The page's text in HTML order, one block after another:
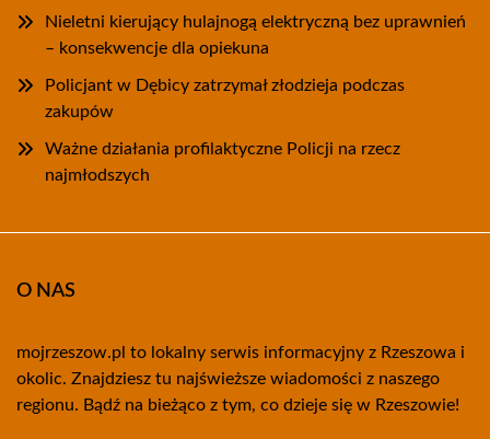
Nieletni kierujący hulajnogą elektryczną bez uprawnień
– konsekwencje dla opiekuna
Policjant w Dębicy zatrzymał złodzieja podczas
zakupów
Ważne działania profilaktyczne Policji na rzecz
najmłodszych
O NAS
mojrzeszow.pl to lokalny serwis informacyjny z Rzeszowa i
okolic. Znajdziesz tu najświeższe wiadomości z naszego
regionu. Bądź na bieżąco z tym, co dzieje się w Rzeszowie!